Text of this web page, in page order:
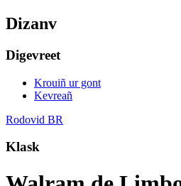
Dizanv
Digevreet
Krouiñ ur gont
Kevreañ
Rodovid BR
Klask